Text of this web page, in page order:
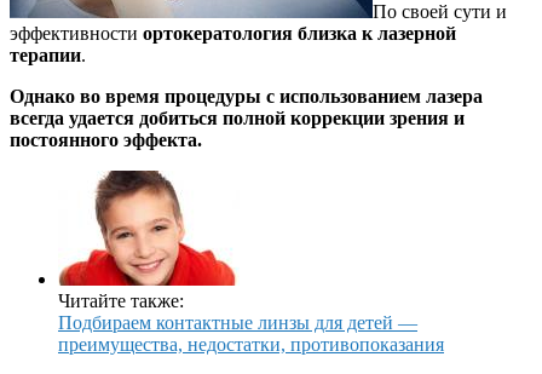
По своей сути и
эффективности ортокератология близка к лазерной
терапии.
Однако во время процедуры с использованием лазера
всегда удается добиться полной коррекции зрения и
постоянного эффекта.
Читайте также:
Подбираем контактные линзы для детей —
преимущества, недостатки, противопоказания